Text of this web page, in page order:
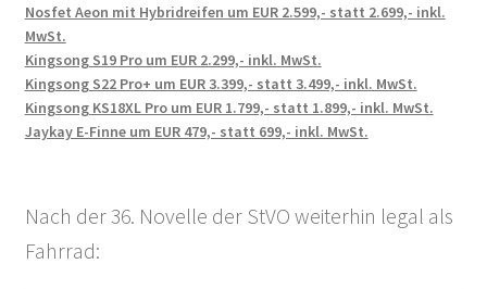
Nosfet Aeon mit Hybridreifen um EUR 2.599,- statt 2.699,- inkl.
MwSt.
Kingsong S19 Pro um EUR 2.299,- inkl. MwSt.
Kingsong S22 Pro+ um EUR 3.399,- statt 3.499,- inkl. MwSt.
Kingsong KS18XL Pro um EUR 1.799,- statt 1.899,- inkl. MwSt.
Jaykay E-Finne um EUR 479,- statt 699,- inkl. MwSt.
Nach der 36. Novelle der StVO weiterhin legal als
Fahrrad: